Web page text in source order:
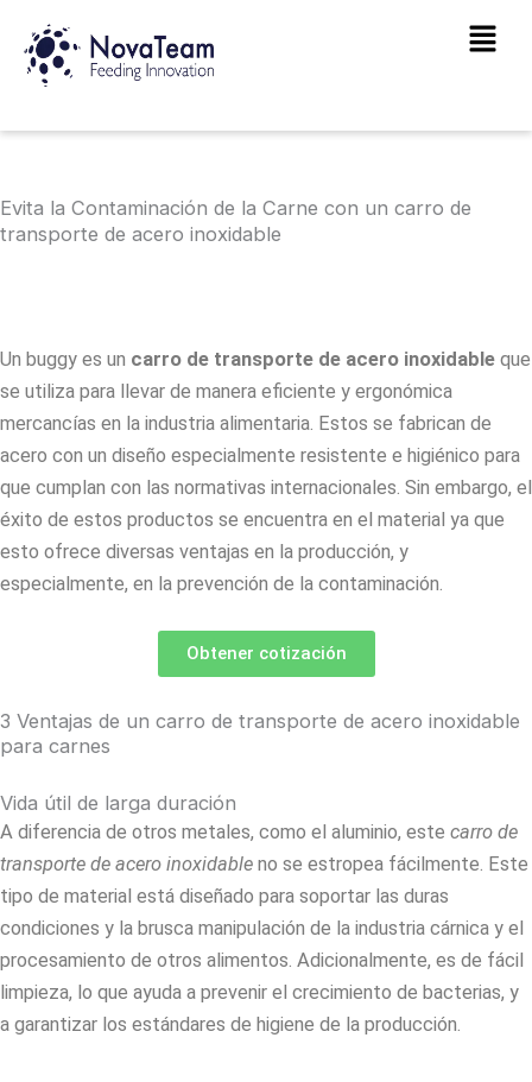
contenido
Main
Evita la Contaminación de la Carne con un carro de
transporte de acero inoxidable
Un buggy es un carro de transporte de acero inoxidable que
se utiliza para llevar de manera eficiente y ergonómica
mercancías en la industria alimentaria. Estos se fabrican de
acero con un diseño especialmente resistente e higiénico para
que cumplan con las normativas internacionales. Sin embargo, el
éxito de estos productos se encuentra en el material ya que
esto ofrece diversas ventajas en la producción, y
especialmente, en la prevención de la contaminación.
Obtener cotización
3 Ventajas de un carro de transporte de acero inoxidable
para carnes
Vida útil de larga duración
A diferencia de otros metales, como el aluminio, este carro de
transporte de acero inoxidable no se estropea fácilmente. Este
tipo de material está diseñado para soportar las duras
condiciones y la brusca manipulación de la industria cárnica y el
procesamiento de otros alimentos. Adicionalmente, es de fácil
limpieza, lo que ayuda a prevenir el crecimiento de bacterias, y
a garantizar los estándares de higiene de la producción.